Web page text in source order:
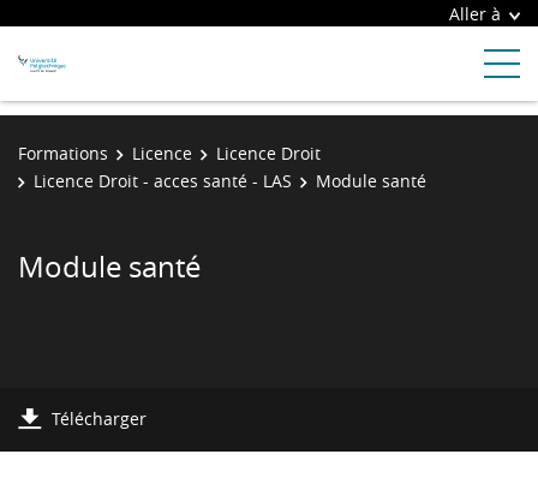
Aller à
Formations Licence
Licence Droit
Licence Droit - acces santé - LAS
Module santé
Module santé
Télécharger